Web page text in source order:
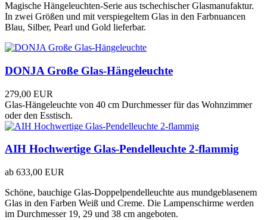
Magische Hängeleuchten-Serie aus tschechischer Glasmanufaktur.
In zwei Größen und mit verspiegeltem Glas in den Farbnuancen
Blau, Silber, Pearl und Gold lieferbar.
DONJA Große Glas-Hängeleuchte
279,00 EUR
Glas-Hängeleuchte von 40 cm Durchmesser für das Wohnzimmer
oder den Esstisch.
AIH Hochwertige Glas-Pendelleuchte 2-flammig
ab 633,00 EUR
Schöne, bauchige Glas-Doppelpendelleuchte aus mundgeblasenem
Glas in den Farben Weiß und Creme. Die Lampenschirme werden
im Durchmesser 19, 29 und 38 cm angeboten.